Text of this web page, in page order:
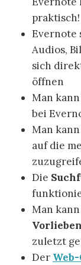
praktisch!
Evernote
Audios,
sich
öffnen
Man kann
bei
Man kann
auf die
Die
Man
zuletzt
Der